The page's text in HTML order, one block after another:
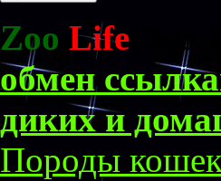
Zoo Life
обмен
диких и
Породы